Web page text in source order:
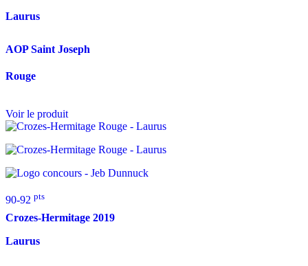
Laurus
AOP Saint Joseph
Rouge
Voir le produit
90-92 pts
Crozes-Hermitage 2019
Laurus